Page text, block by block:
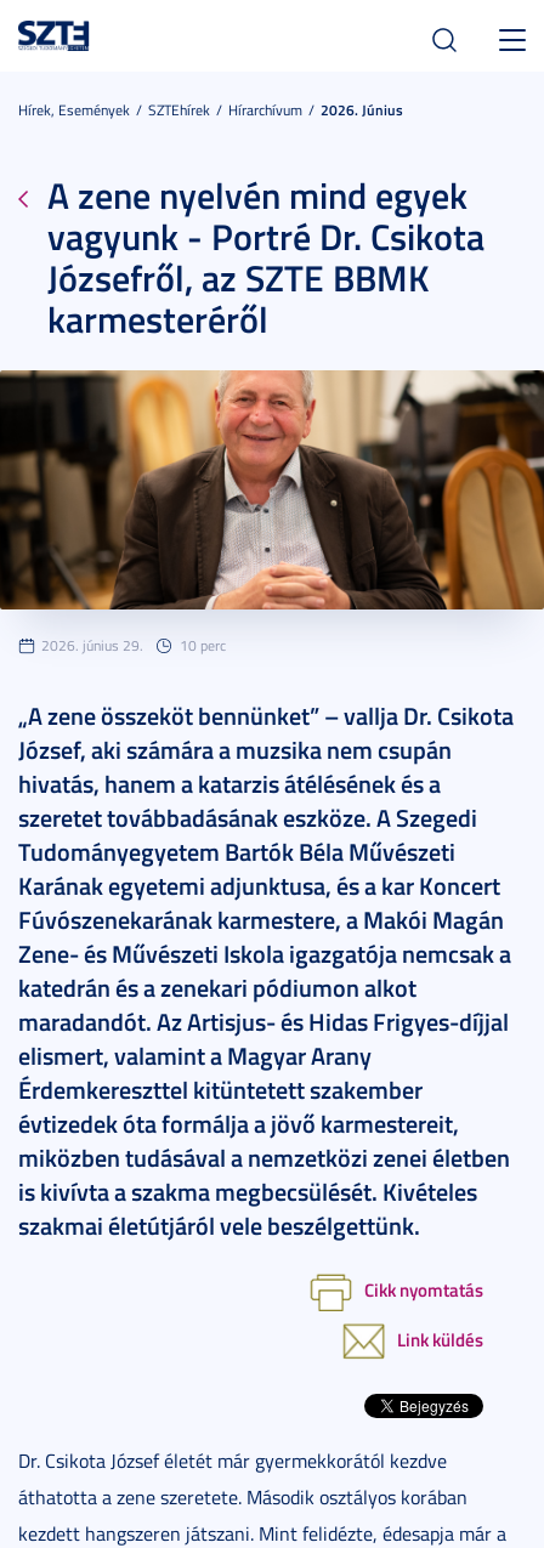
Hírek, Események SZTEhírek Hírarchívum 2026. Június
A zene nyelvén mind egyek
vagyunk - Portré Dr. Csikota
Józsefről, az SZTE BBMK
karmesteréről
2026. június 29. 10 perc
„A zene összeköt bennünket” – vallja Dr. Csikota
József, aki számára a muzsika nem csupán
hivatás, hanem a katarzis átélésének és a
szeretet továbbadásának eszköze. A Szegedi
Tudományegyetem Bartók Béla Művészeti
Karának egyetemi adjunktusa, és a kar Koncert
Fúvószenekarának karmestere, a Makói Magán
Zene- és Művészeti Iskola igazgatója nemcsak a
katedrán és a zenekari pódiumon alkot
maradandót. Az Artisjus- és Hidas Frigyes-díjjal
elismert, valamint a Magyar Arany
Érdemkereszttel kitüntetett szakember
évtizedek óta formálja a jövő karmestereit,
miközben tudásával a nemzetközi zenei életben
is kivívta a szakma megbecsülését. Kivételes
szakmai életútjáról vele beszélgettünk.
Cikk nyomtatás
Link küldés
Dr. Csikota József életét már gyermekkorától kezdve
áthatotta a zene szeretete. Második osztályos korában
kezdett hangszeren játszani. Mint felidézte, édesapja már a